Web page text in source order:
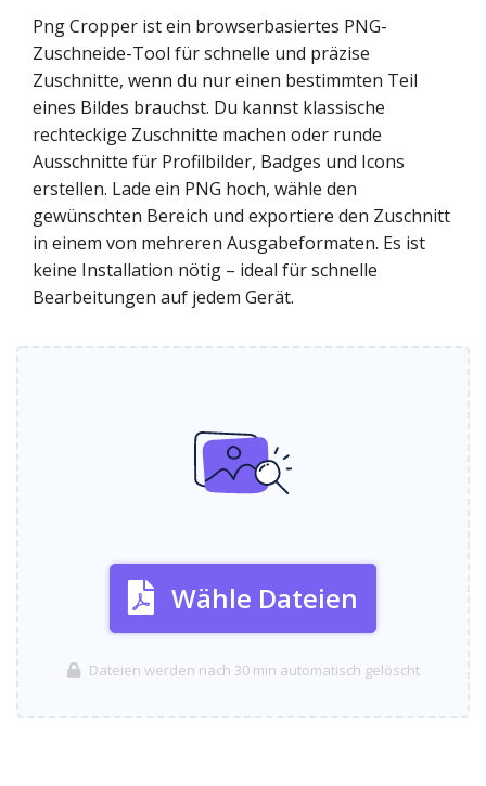
Png Cropper ist ein browserbasiertes PNG-
Zuschneide-Tool für schnelle und präzise
Zuschnitte, wenn du nur einen bestimmten Teil
eines Bildes brauchst. Du kannst klassische
rechteckige Zuschnitte machen oder runde
Ausschnitte für Profilbilder, Badges und Icons
erstellen. Lade ein PNG hoch, wähle den
gewünschten Bereich und exportiere den Zuschnitt
in einem von mehreren Ausgabeformaten. Es ist
keine Installation nötig – ideal für schnelle
Bearbeitungen auf jedem Gerät.
Wähle Dateien
Dateien werden nach 30 min automatisch gelöscht